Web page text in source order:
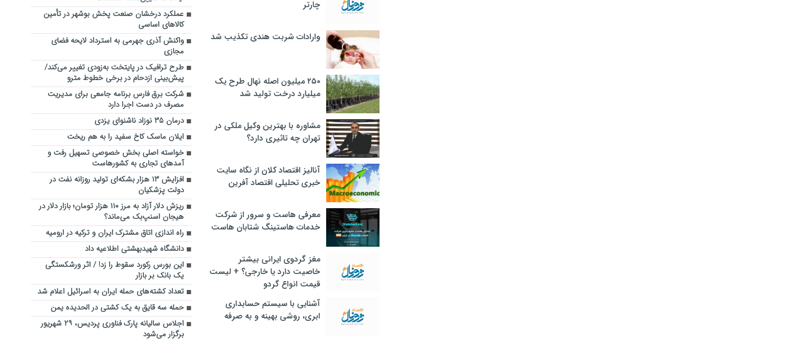
چارتر
وارادات شربت هندی تکذیب شد
۲۵۰ میلیون اصله نهال طرح یک
میلیارد درخت تولید شد
مشاوره با بهترین وکیل ملکی در
تهران چه تاثیری دارد؟
آنالیز اقتصاد کلان از نگاه سایت
خبری تحلیلی اقتصاد آفرین
معرفی هاست و سرور از شرکت
خدمات هاستینگ شتابان هاست
مغز گردوی ایرانی بیشتر
خاصیت دارد یا خارجی؟ + لیست
قیمت انواع گردو
آشنایی با سیستم حسابداری
ابری، روشی بهینه و به صرفه
عملکرد درخشان صنعت پخش بوشهر در تأمین
کالاهای اساسی
واکنش آذری جهرمی به استرداد لایحه فضای
مجازی
طرح ترافیک در پایتخت به‌زودی تغییر می‌کند/
پیش‌بینی ازدحام در برخی خطوط مترو
شرکت برق فارس برنامه‌ جامعی برای مدیریت
مصرف در دست اجرا دارد
درمان ۳۵ نوزاد ناشنوای یزدی
ایلان ماسک کاخ سفید را به هم ریخت
خواسته اصلی بخش خصوصی تسهیل رفت و
آمدهای تجاری به کشورهاست
افزایش ۱۳ هزار بشکه‌ای تولید روزانه نفت در
دولت پزشکیان
ریزش دلار آزاد به مرز ۱۱۰ هزار تومان؛ بازار دلار در
هیجان اسنپ‌بک می‌ماند؟
راه اندازی اتاق مشترک ایران و ترکیه در ارومیه
دانشگاه شهیدبهشتی اطلاعیه داد
این بورس رکورد سقوط را زد! / اثر ورشکستگی
یک بانک بر بازار
تعداد کشته‌های حمله ایران به اسرائیل اعلام شد
حمله سه قایق به یک کشتی در الحدیده یمن
اجلاس سالیانه پارک فناوری پردیس، ۲۹ شهریور
برگزار می‌شود